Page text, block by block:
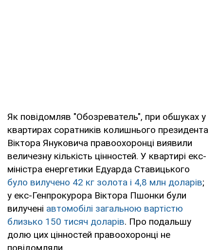
Як повідомляв "Обозреватель", при обшуках у
квартирах соратників колишнього президента
Віктора Януковича правоохоронці виявили
величезну кількість цінностей. У квартирі екс-
міністра енергетики Едуарда Ставицького
було вилучено 42 кг золота і 4,8 млн доларів;
у екс-Генпрокурора Віктора Пшонки були
вилучені автомобілі загальною вартістю
близько 150 тисяч доларів. Про подальшу
долю цих цінностей правоохоронці не
повідомляли.